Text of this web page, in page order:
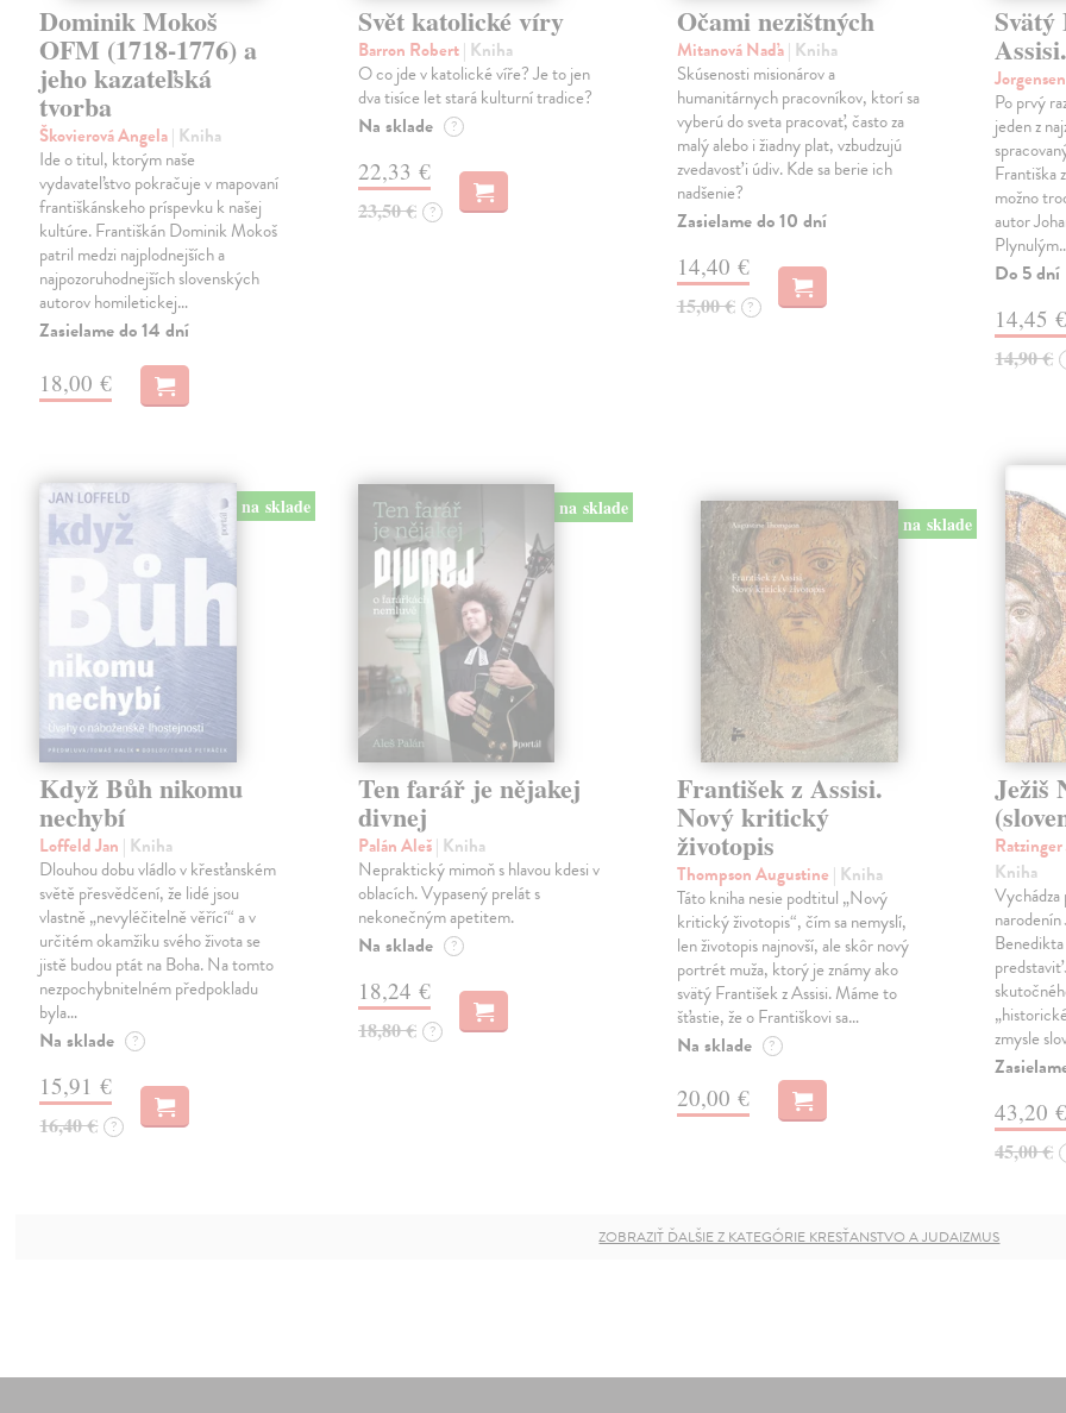
Dominik Mokoš
OFM (1718-1776) a
jeho kazateľská
tvorba
Škovierová Angela| Kniha
Ide o titul, ktorým naše
vydavateľstvo pokračuje v mapovaní
františkánskeho príspevku k našej
kultúre. Františkán Dominik Mokoš
patril medzi najplodnejších a
najpozoruhodnejších slovenských
autorov homiletickej…
Zasielame do 14 dní
18,00 €
Svět katolické víry
Barron Robert| Kniha
O co jde v katolické víře? Je to jen
dva tisíce let stará kulturní tradice?
Na sklade ?
22,33 €
23,50 € ?
Očami nezištných
Mitanová Naďa| Kniha
Skúsenosti misionárov a
humanitárnych pracovníkov, ktorí sa
vyberú do sveta pracovať, často za
malý alebo i žiadny plat, vzbudzujú
zvedavosť i údiv. Kde sa berie ich
nadšenie?
Zasielame do 10 dní
14,40 €
15,00 € ?
Svätý
Po prvý
jeden z
Františka
možno
autor
Do 5 dní
14,45 €
14,90 €
na sklade
Když Bůh nikomu
nechybí
Loffeld Jan | Kniha
Dlouhou dobu vládlo v křesťanském
světě přesvědčení, že lidé jsou
vlastně „nevyléčitelně věřící“ a v
určitém okamžiku svého života se
jistě budou ptát na Boha. Na tomto
nezpochybnitelném předpokladu
byla…
Na sklade ?
15,91 €
16,40 € ?
na sklade
Ten farář je nějakej
divnej
Palán Aleš| Kniha
Nepraktický mimoň s hlavou kdesi v
oblacích. Vypasený prelát s
nekonečným apetitem.
Na sklade ?
18,24 €
18,80 € ?
na sklade
František z Assisi.
Nový kritický
životopis
Thompson Augustine | Kniha
Táto kniha nesie podtitul „Nový
kritický životopis“, čím sa nemyslí,
len životopis najnovší, ale skôr nový
portrét muža, ktorý je známy ako
svätý František z Assisi. Máme to
šťastie, že o Františkovi sa…
Na sklade ?
20,00 €
Ježiš
Kniha
predstaviť
zmysle
43,20 €
45,00 €
ZOBRAZIŤ ĎALŠIE Z KATEGÓRIE KRESŤANSTVO A JUDAIZMUS